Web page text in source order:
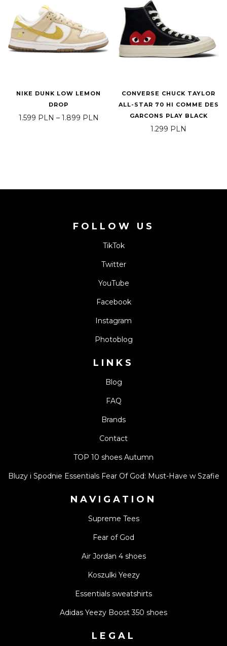
NIKE DUNK LOW LEMON
DROP
1.599 PLN – 1.899 PLN Price range: 1.599 PLN through
CONVERSE CHUCK TAYLOR
ALL-STAR 70 HI COMME DES
GARCONS PLAY BLACK
1.299 PLN
FOLLOW US
TikTok
Twitter
YouTube
Facebook
Instagram
Photoblog
LINKS
Blog
FAQ
Brands
Contact
TOP 10 shoes Autumn
Bluzy i Spodnie Essentials Fear Of God: Must-Have w Szafie
NAVIGATION
Supreme Tees
Fear of God
Air Jordan 4 shoes
Koszulki Yeezy
Essentials sweatshirts
Adidas Yeezy Boost 350 shoes
LEGAL